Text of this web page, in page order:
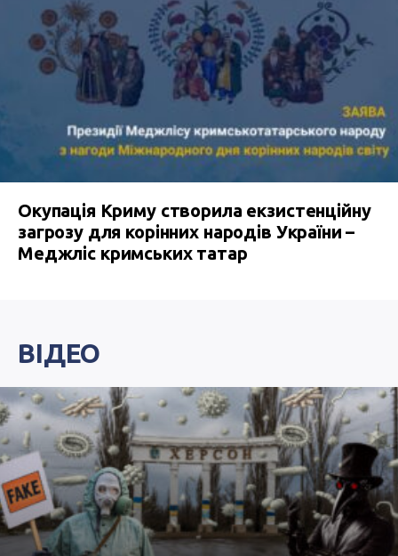
Окупація Криму створила екзистенційну
загрозу для корінних народів України –
Меджліс кримських татар
ВІДЕО